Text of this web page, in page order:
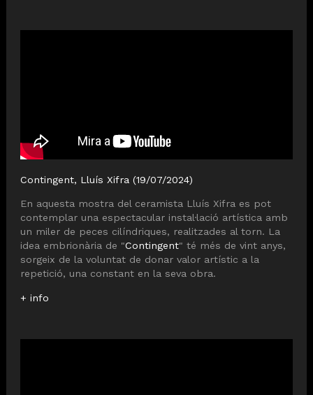
Contingent, Lluís Xifra (19/07/2024)
En aquesta mostra del ceramista Lluís Xifra es pot
contemplar una espectacular instal·lació artística amb
un miler de peces cilíndriques, realitzades al torn. La
idea embrionària de "Contingent" té més de vint anys,
sorgeix de la voluntat de donar valor artístic a la
repetició, una constant en la seva obra.
+ info